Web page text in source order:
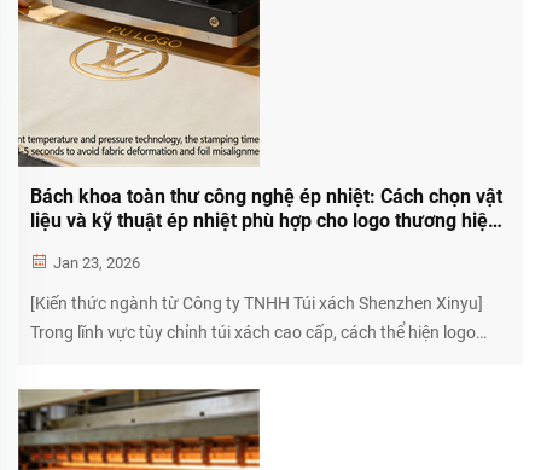
Bách khoa toàn thư công nghệ ép nhiệt: Cách chọn vật
liệu và kỹ thuật ép nhiệt phù hợp cho logo thương hiệu
Jan 23, 2026
[Kiến thức ngành từ Công ty TNHH Túi xách Shenzhen Xinyu]
Trong lĩnh vực tùy chỉnh túi xách cao cấp, cách thể hiện logo
độ nhận diện thương hiệu. Ép nhiệt, như một phương pháp cốt
lõi để nâng cao tính tinh tế của logo...